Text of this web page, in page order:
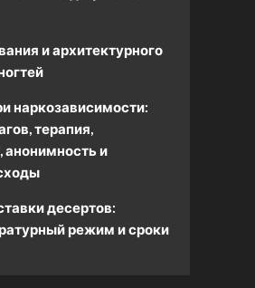
и архитектурного
наркозависимости:
терапия,
анонимность и
десертов:
режим и сроки